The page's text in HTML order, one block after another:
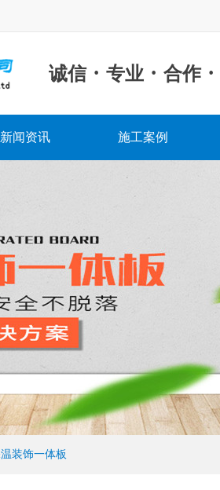
诚信 · 专业 · 合作 ·
新闻资讯 施工案例
装饰一体板